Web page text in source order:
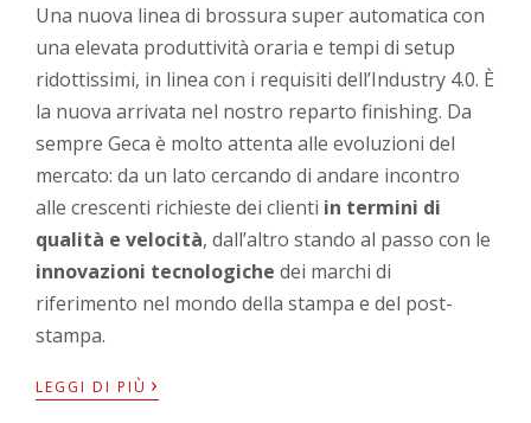
Una nuova linea di brossura super automatica con
una elevata produttività oraria e tempi di setup
ridottissimi, in linea con i requisiti dell’Industry 4.0. È
la nuova arrivata nel nostro reparto finishing. Da
sempre Geca è molto attenta alle evoluzioni del
mercato: da un lato cercando di andare incontro
alle crescenti richieste dei clienti in termini di
qualità e velocità, dall’altro stando al passo con le
innovazioni tecnologiche dei marchi di
riferimento nel mondo della stampa e del post-
stampa.
LEGGI DI PIÙ ›